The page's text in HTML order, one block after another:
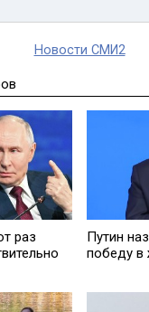
Новости СМИ2
раз
Путин
победу в